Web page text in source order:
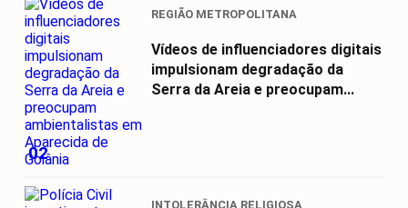
02
REGIÃO METROPOLITANA
Vídeos de influenciadores digitais
impulsionam degradação da
Serra da Areia e preocupam...
INTOLERÂNCIA RELIGIOSA